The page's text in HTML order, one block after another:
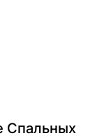
Спальных